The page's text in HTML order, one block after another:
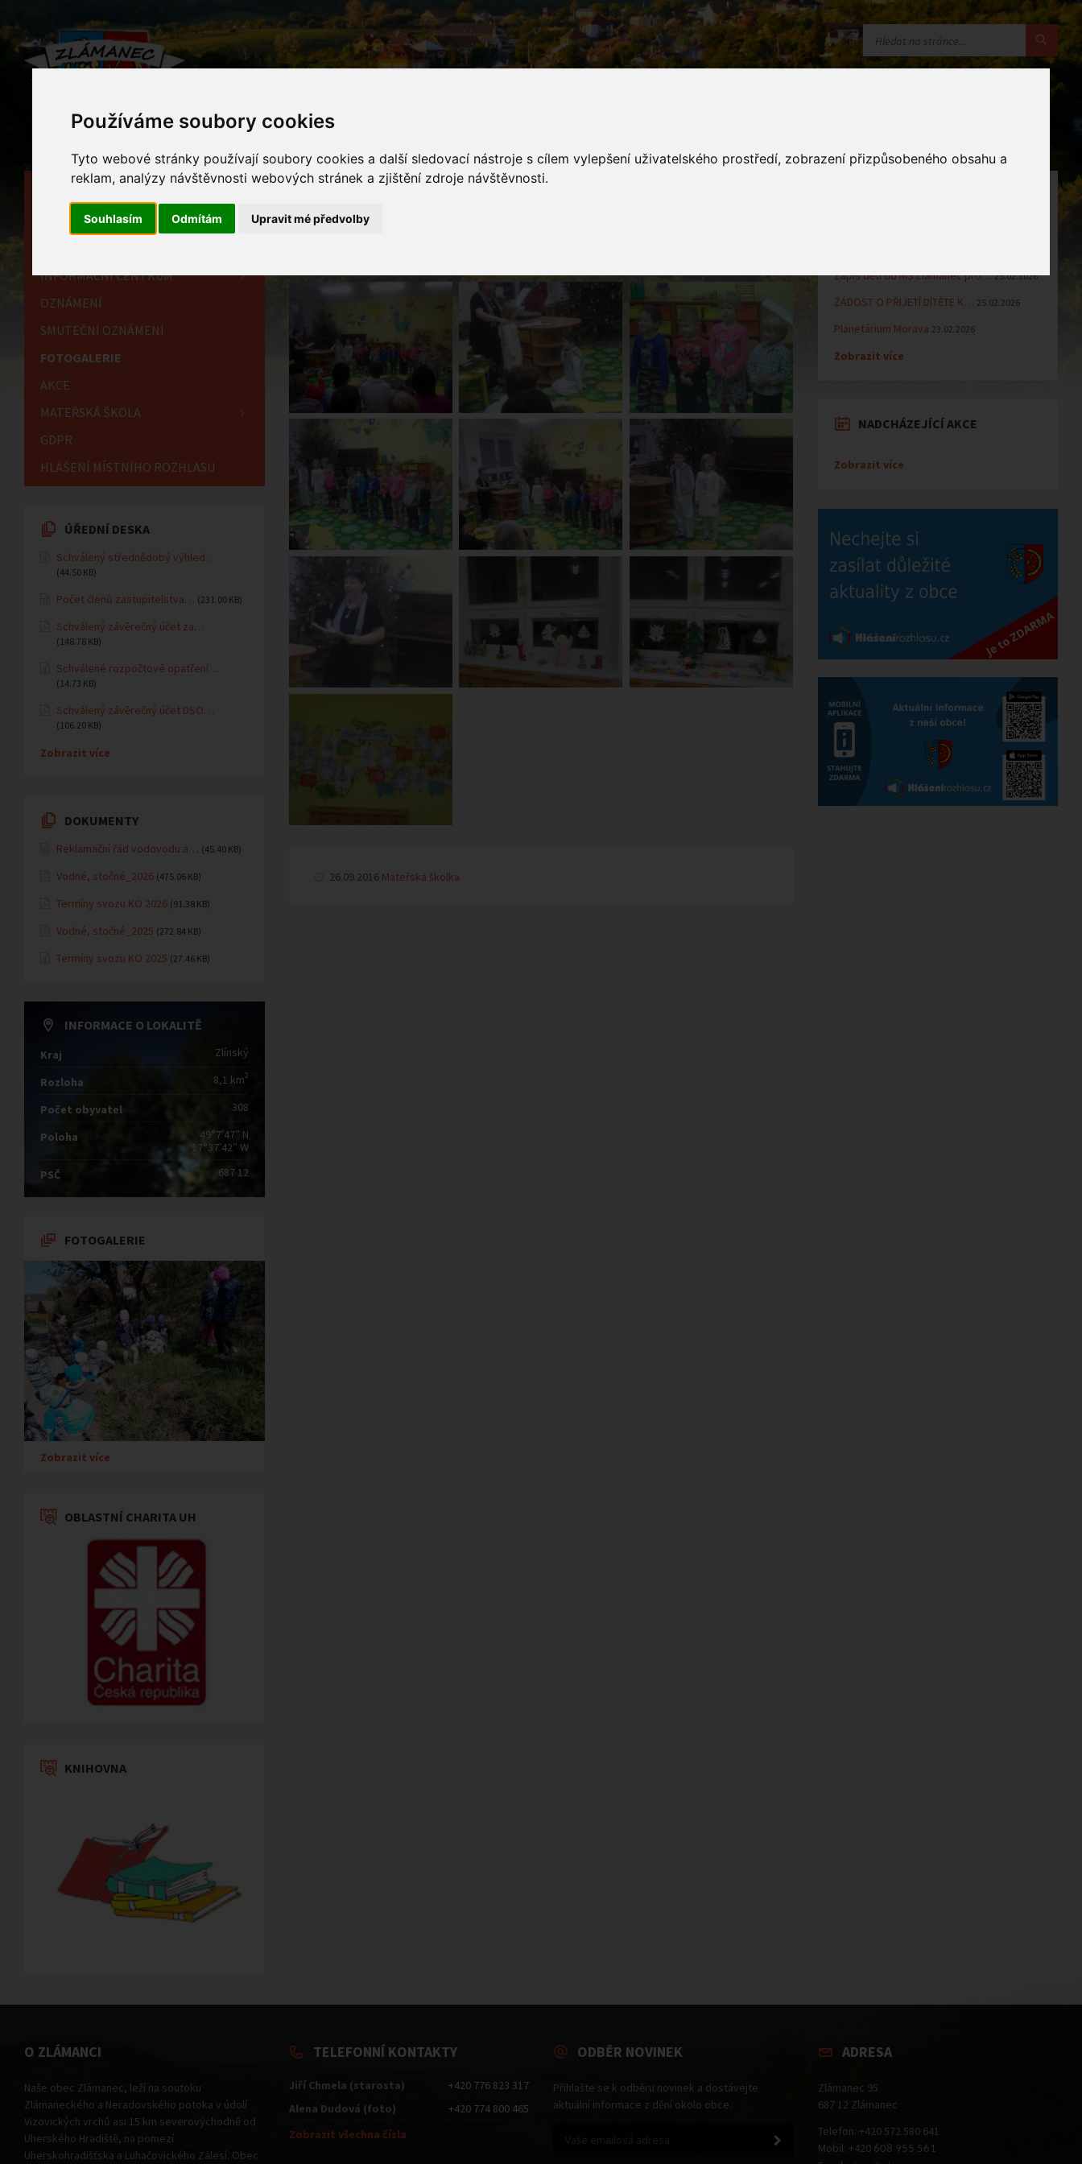
Používáme soubory cookies
Tyto webové stránky používají soubory cookies a další sledovací nástroje s cílem vylepšení uživatelského prostředí, zobrazení přizpůsobeného obsahu a
reklam, analýzy návštěvnosti webových stránek a zjištění zdroje návštěvnosti.
Souhlasím Odmítám Upravit mé předvolby
26.09.2016 Mateřská školka
OBECNÍ ÚŘAD
INFORMAČNÍ CENTRUM
OZNÁMENÍ
SMUTEČNÍ OZNÁMENÍ
FOTOGALERIE
AKCE
MATEŘSKÁ ŠKOLA
GDPR
HLÁŠENÍ MÍSTNÍHO ROZHLASU
ÚŘEDNÍ DESKA
Schválený střednědobý výhled…
(44.50 KB)
Počet členů zastupitelstva… (231.00 KB)
Schválený závěrečný účet za…
(148.78 KB)
Schválené rozpočtové opatření…
(14.73 KB)
Schválený závěrečný účet DSO…
(106.20 KB)
Zobrazit více
DOKUMENTY
Reklamační řád vodovodu a… (45.40 KB)
Vodné, stočné_2026 (475.06 KB)
Termíny svozu KO 2026 (91.38 KB)
Vodné, stočné_2025 (272.84 KB)
Termíny svozu KO 2025 (27.46 KB)
INFORMACE O LOKALITĚ
Kraj Zlínský
Rozloha 8,1 km2
Počet obyvatel 308
Poloha
49°7′47″ N
17°37′42″ W
PSČ
687 12
FOTOGALERIE
Zobrazit více
OBLASTNÍ CHARITA UH
KNIHOVNA
Zápis dětí do MŠ Zlámanec pro… 25.02.2026
ŽÁDOST O PŘIJETÍ DÍTĚTE K… 25.02.2026
Planetárium Morava 23.02.2026
Zobrazit více
NADCHÁZEJÍCÍ AKCE
Zobrazit více
O ZLÁMANCI
Naše obec Zlámanec, leží na soutoku
Zlámaneckého a Neradovského potoka v údolí
Vizovických vrchů asi 15 km severovýchodně od
Uherského Hradiště, na pomezí
Uherskohradišťska a Luhačovického Zálesí. Obec
TELEFONNÍ KONTAKTY
Jiří Chmela (starosta)
+420 776 823 317
Alena Dudová (foto)
+420 774 800 465
Zobrazit všechna čísla
ODBĚR NOVINEK
Přihlašte se k odběru novinek a dostávejte
aktuální informace z dění okolo obce.
ADRESA
Zlámanec 95
687 12 Zlámanec
Telefon: +420 572 580 641
Mobil: +420 608 955 561